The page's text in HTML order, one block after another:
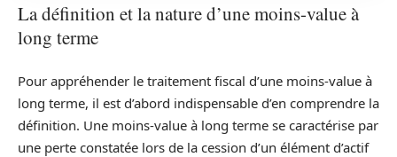
La définition et la nature d’une moins-value à
long terme
Pour appréhender le traitement fiscal d’une moins-value à
long terme, il est d’abord indispensable d’en comprendre la
définition. Une moins-value à long terme se caractérise par
une perte constatée lors de la cession d’un élément d’actif